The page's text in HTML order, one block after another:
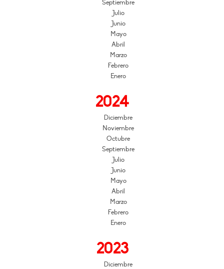
Septiembre
Julio
Junio
Mayo
Abril
Marzo
Febrero
Enero
2024
Diciembre
Noviembre
Octubre
Septiembre
Julio
Junio
Mayo
Abril
Marzo
Febrero
Enero
2023
Diciembre